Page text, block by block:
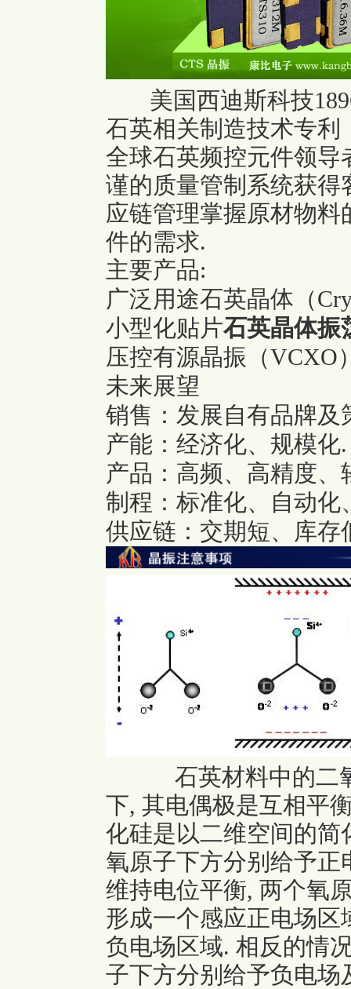
美国西迪斯科技
石英相关制造技术专
全球石英频控元件领导
谨的质量管制系统获
应链管理掌握原材物
件的需求.
主要产品:
广泛用途石英晶体（
小型化贴片石英晶体振
压控有源晶振（VCXO
未来展望
销售：发展自有品牌
产能：经济化、规模化.
产品：高频、高精度、
制程：标准化、自动化
供应链：交期短、库存
石英材料中的二
下, 其电偶极是互相平
化硅是以二维空间的
氧原子下方分别给予
维持电位平衡, 两个氧
形成一个感应正电场
负电场区域. 相反的情
子下方分别给予负电